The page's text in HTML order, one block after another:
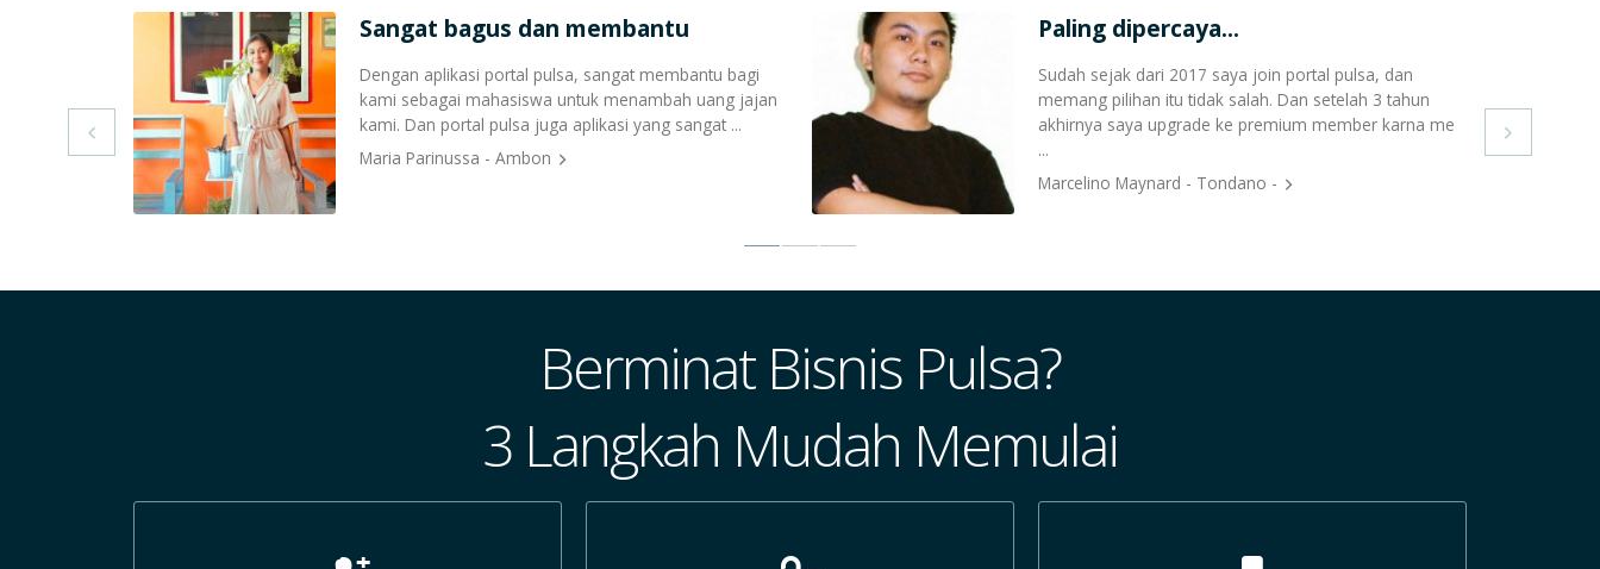
Sangat bagus dan membantu
Dengan aplikasi portal pulsa, sangat membantu bagi
kami sebagai mahasiswa untuk menambah uang jajan
kami. Dan portal pulsa juga aplikasi yang sangat ...
Maria Parinussa - Ambon
Paling dipercaya...
Sudah sejak dari 2017 saya join portal pulsa, dan
memang pilihan itu tidak salah. Dan setelah 3 tahun
akhirnya saya upgrade ke premium member karna me
...
Marcelino Maynard - Tondano -
 
Berminat Bisnis Pulsa?
3 Langkah Mudah Memulai